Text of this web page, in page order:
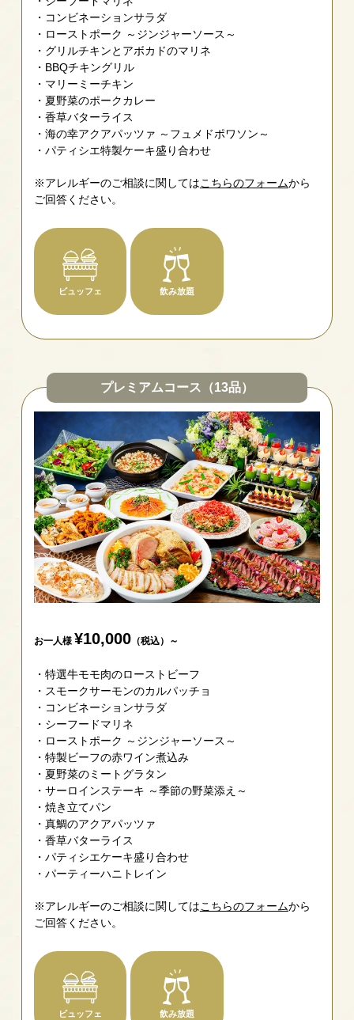
コンビネーションサラダ
ローストポーク ～ジンジャーソース～
グリルチキンとアボカドのマリネ
BBQチキングリル
マリーミーチキン
夏野菜のポークカレー
香草バターライス
海の幸アクアパッツァ ～フュメドポワソン～
パティシエ特製ケーキ盛り合わせ
※アレルギーのご相談に関してはこちらのフォームから
ご回答ください。
ビュッフェ 飲み放題
プレミアムコース（13品）
お一人様 ¥10,000（税込）～
特選牛モモ肉のローストビーフ
スモークサーモンのカルパッチョ
コンビネーションサラダ
シーフードマリネ
ローストポーク ～ジンジャーソース～
特製ビーフの赤ワイン煮込み
夏野菜のミートグラタン
サーロインステーキ ～季節の野菜添え～
焼き立てパン
真鯛のアクアパッツァ
香草バターライス
パティシエケーキ盛り合わせ
パーティーハニトレイン
※アレルギーのご相談に関してはこちらのフォームから
ご回答ください。
ビュッフェ 飲み放題